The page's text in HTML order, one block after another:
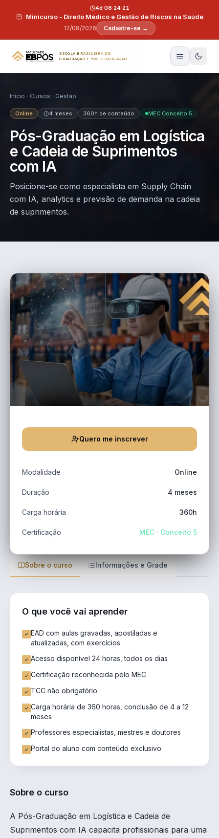
Minicurso - Direito Médico e Gestão de Riscos na Saúde
12/08/2026
4d 08:24:20
Cadastre-se →
ESCOLA BRASILEIRA DE
GRADUAÇÃO E PÓS-GRADUAÇÃO
Início Cursos Gestão
Online 4 meses 360h de conteúdo MEC Conceito 5
Pós-Graduação em Logística
e Cadeia de Suprimentos
com IA
Posicione-se como especialista em Supply Chain
com IA, analytics e previsão de demanda na cadeia
de suprimentos.
Sobre o curso Informações e Grade
O que você vai aprender
EAD com aulas gravadas, apostiladas e
atualizadas, com exercícios
Acesso disponível 24 horas, todos os dias
Certificação reconhecida pelo MEC
TCC não obrigatório
Carga horária de 360 horas, conclusão de 4 a 12
meses
Professores especialistas, mestres e doutores
Portal do aluno com conteúdo exclusivo
Sobre o curso
A Pós-Graduação em Logística e Cadeia de
Suprimentos com IA capacita profissionais para uma
Quero me inscrever
Modalidade Online
Duração 4 meses
Carga horária 360h
Certificação MEC · Conceito 5